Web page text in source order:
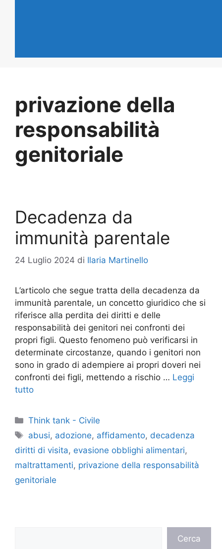
privazione della
responsabilità
genitoriale
Decadenza da
immunità parentale
24 Luglio 2024 di Ilaria Martinello
L’articolo che segue tratta della decadenza da
immunità parentale, un concetto giuridico che si
riferisce alla perdita dei diritti e delle
responsabilità dei genitori nei confronti dei
propri figli. Questo fenomeno può verificarsi in
determinate circostanze, quando i genitori non
sono in grado di adempiere ai propri doveri nei
confronti dei figli, mettendo a rischio … Leggi
tutto
Categorie
Think tank - Civile
Tag
abusi, adozione, affidamento, decadenza
diritti di visita, evasione obblighi alimentari,
maltrattamenti, privazione della responsabilità
genitoriale
Cerca